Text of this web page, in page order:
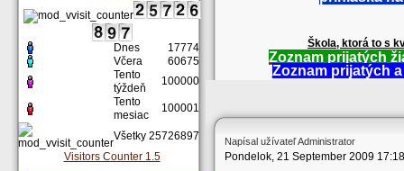
Dnes
17774
Včera
60675
Tento
týždeň
100000
Tento
mesiac
100001
Všetky 25726897
Visitors Counter 1.5
Škola, ktorá to s
Zoznam prijatých
Zoznam prijatých
Napísal užívateľ Administrator
Pondelok, 21 September 2009 17:18